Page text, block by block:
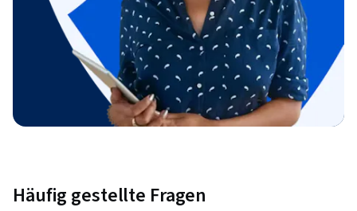
Häufig gestellte Fragen